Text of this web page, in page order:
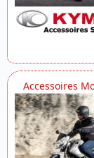
Accessoires